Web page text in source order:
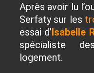
Après avoir lu
Serfaty sur les
essai d’Isabelle
spécialiste
logement.